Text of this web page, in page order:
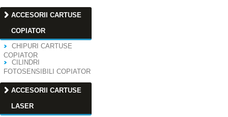
ACCESORII CARTUSE
COPIATOR
CHIPURI CARTUSE
COPIATOR
CILINDRI
FOTOSENSIBILI COPIATOR
ACCESORII CARTUSE
LASER